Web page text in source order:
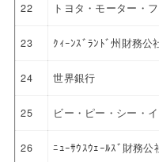
22 トヨタ・モーター・
23 ｸｨｰﾝｽﾞﾗﾝﾄﾞ州財務公
24 世界銀行
25 ビー・ピー・シー・
26 ﾆｭｰｻｳｽｳｪｰﾙｽﾞ財務公